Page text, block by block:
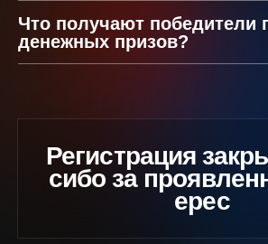
Что получают победители
денежных призов?